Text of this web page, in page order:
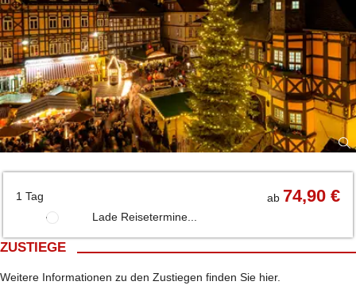
1 Tag ab 74,90 €
Lade Reisetermine...
ZUSTIEGE
Weitere Informationen zu den Zustiegen finden Sie hier.